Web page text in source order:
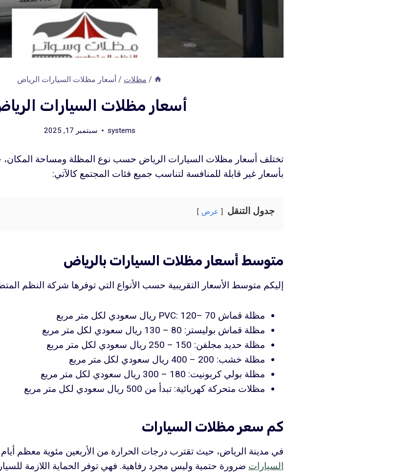
/ مظلات / أسعار مظلات السيارات الرياض
أسعار مظلات السيارات
systems سبتمبر 17, 2025
تختلف أسعار مظلات السيارات الرياض حسب نوع المظلة ومساحة المكان،
بأسعار غير قابلة للمنافسة لتناسب جميع فئات المجتمع كالآتي:
جدول التنقل عرض
متوسط أسعار مظلات السيارات بالرياض
إليكم متوسط الأسعار التقريبية حسب الأنواع التي توفرها شركة النظم
مظلة قماش PVC: 120– 70 ريال سعودي لكل متر مربع
مظلة قماش بوليستر: 80 – 130 ريال سعودي لكل متر مربع
مظلة حديد مجلفن: 150 – 250 ريال سعودي لكل متر مربع
مظلة خشب: 200 – 400 ريال سعودي لكل متر مربع
مظلة بولي كربونيت: 180 – 300 ريال سعودي لكل متر مربع
مظلات متحركة كهربائية: تبدأ من 500 ريال سعودي لكل متر مربع
كم سعر مظلات السيارات
في مدينة الرياض، حيث تقترب درجات الحرارة من الأربعين مئوية معظم
السيارات ضرورة حتمية وليس مجرد رفاهية. فهي توفر الحماية اللازمة